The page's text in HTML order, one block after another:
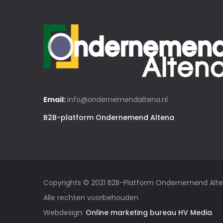
Email:info@ondernemendaltena.nl
B2B-platform Ondernemend Altena
Copyrights © 2021 B2B-Platform Ondernemend
Alle rechten voorbehouden
Webdesign: Online marketing bureau HV Media.